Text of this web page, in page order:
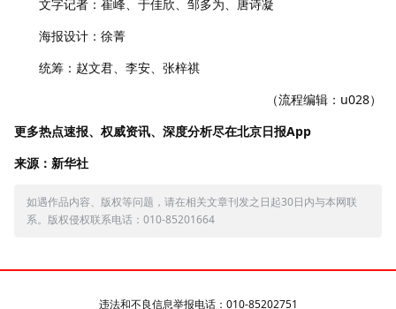
文字记者：崔峰、于佳欣、邹多为、唐诗凝
海报设计：徐菁
统筹：赵文君、李安、张梓祺
（流程编辑：u028）
更多热点速报、权威资讯、深度分析尽在北京日报App
来源：新华社
如遇作品内容、版权等问题，请在相关文章刊发之日起30日内与本网联
系。版权侵权联系电话：010-85201664
违法和不良信息举报电话：010-85202751